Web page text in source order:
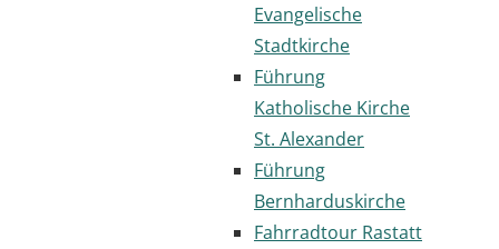
Evangelische
Stadtkirche
Führung
Katholische Kirche
St. Alexander
Führung
Bernharduskirche
Fahrradtour Rastatt